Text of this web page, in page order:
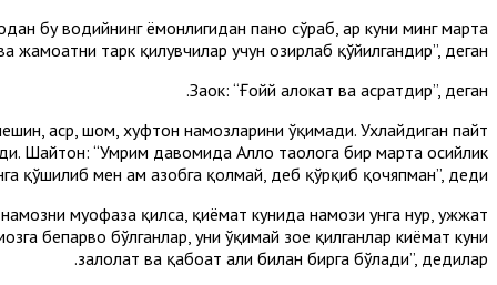
бу водийнинг ёмонлигидан паноҳ сўраб, ҳар куни минг марта
тарк қилувчилар учун ҳозирлаб қўйилгандир”, деган.
Заҳҳок: “Ғойй ҳалокат ва ҳасратдир”, деган.
аср, шом, хуфтон намозларини ўқимади. Ухлайдиган пайт
Шайтон: “Умрим давомида Аллоҳ таолога бир марта осийлик
қўшилиб мен ҳам азобга қолмай, деб қўрқиб қочяпман”, деди.
муҳофаза қилса, қиёмат кунида намози унга нур, ҳужжат
бепарво бўлганлар, уни ўқимай зое қилганлар киёмат куни
залолат ва қабоҳат аҳли билан бирга бўлади”, дедилар.